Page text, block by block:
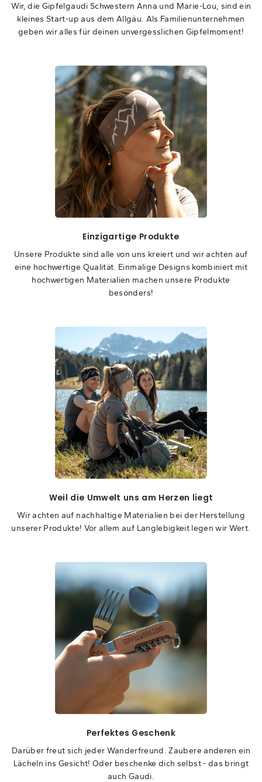
Wir, die Gipfelgaudi Schwestern Anna und Marie-Lou, sind ein
kleines Start-up aus dem Allgäu. Als Familienunternehmen
geben wir alles für deinen unvergesslichen Gipfelmoment!
Einzigartige Produkte
Unsere Produkte sind alle von uns kreiert und wir achten auf
eine hochwertige Qualität. Einmalige Designs kombiniert mit
hochwertigen Materialien machen unsere Produkte
besonders!
Weil die Umwelt uns am Herzen liegt
Wir achten auf nachhaltige Materialien bei der Herstellung
unserer Produkte! Vor allem auf Langlebigkeit legen wir Wert.
Perfektes Geschenk
Darüber freut sich jeder Wanderfreund. Zaubere anderen ein
Lächeln ins Gesicht! Oder beschenke dich selbst - das bringt
auch Gaudi.